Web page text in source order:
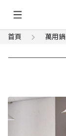
首頁 萬用鍋